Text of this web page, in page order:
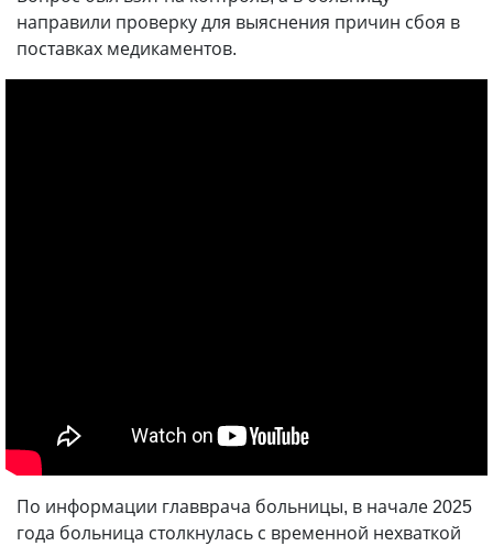
направили проверку для выяснения причин сбоя в
поставках медикаментов.
По информации главврача больницы, в начале 2025
года больница столкнулась с временной нехваткой